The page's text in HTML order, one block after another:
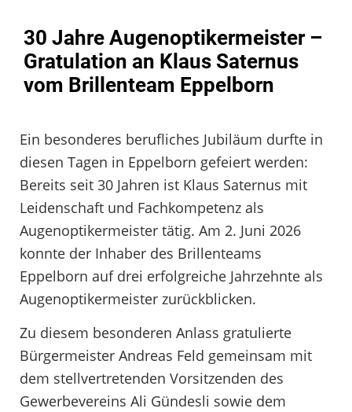
30 Jahre Augenoptikermeister –
Gratulation an Klaus Saternus
vom Brillenteam Eppelborn
Ein besonderes berufliches Jubiläum durfte in
diesen Tagen in Eppelborn gefeiert werden:
Bereits seit 30 Jahren ist Klaus Saternus mit
Leidenschaft und Fachkompetenz als
Augenoptikermeister tätig. Am 2. Juni 2026
konnte der Inhaber des Brillenteams
Eppelborn auf drei erfolgreiche Jahrzehnte als
Augenoptikermeister zurückblicken.
Zu diesem besonderen Anlass gratulierte
Bürgermeister Andreas Feld gemeinsam mit
dem stellvertretenden Vorsitzenden des
Gewerbevereins Ali Gündesli sowie dem